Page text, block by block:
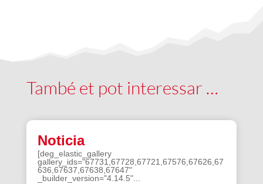
També et pot interessar …
Noticia
[deg_elastic_gallery
gallery_ids="67731,67728,67721,67576,67626,67
636,67637,67638,67647"
_builder_version="4.14.5"...